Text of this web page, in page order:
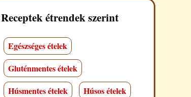
Receptek étrendek szerint
Egészséges ételek
Gluténmentes ételek
Húsmentes ételek
Húsos ételek